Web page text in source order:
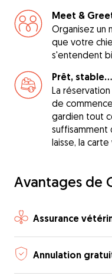
Meet &
Organisez un
que votre
s'entendent
Prêt,
La
de
gardien tout
suffisamment
laisse, la
Avantages de
Assurance
Annulation